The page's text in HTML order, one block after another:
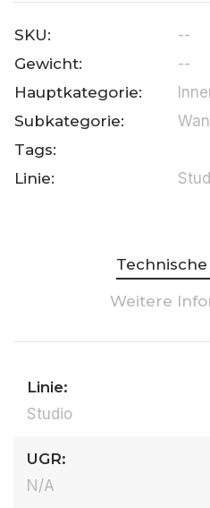
SKU:
--
Gewicht:
--
Hauptkategorie:
Subkategorie:
Tags:
Linie:
Weitere
Linie:
Studio
UGR:
N/A